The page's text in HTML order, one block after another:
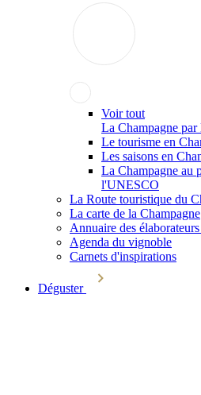
Voir tout
La Champagne par
Le tourisme en
Les saisons en
La Champagne au
l'UNESCO
La Route touristique du
La carte de la Champagne
Annuaire des
Agenda du vignoble
Carnets d'inspirations
Déguster